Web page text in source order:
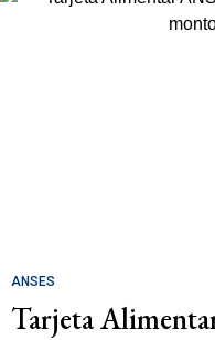
ANSES
Tarjeta